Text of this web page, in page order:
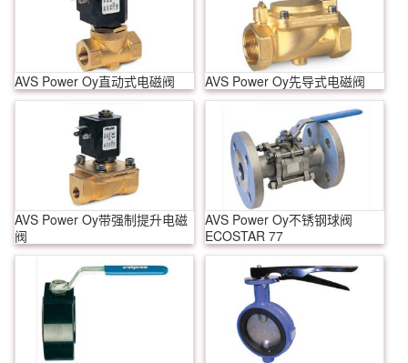
AVS Power Oy直动式电磁阀 AVS Power Oy先导式电磁阀
AVS Power Oy带强制提升电磁
阀
AVS Power Oy不锈钢球阀
ECOSTAR 77